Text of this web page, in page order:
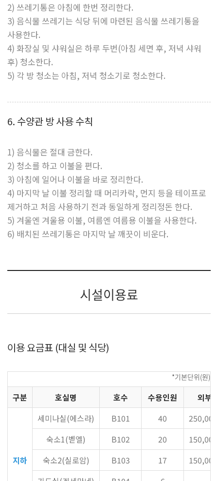
2) 쓰레기통은 아침에 한번 정리한다.
3) 음식물 쓰레기는 식당 뒤에 마련된 음식물 쓰레기통을
사용한다.
4) 화장실 및 샤워실은 하루 두번(아침 세면 후, 저녁 샤워
후) 청소한다.
5) 각 방 청소는 아침, 저녁 청소기로 청소한다.
6. 수양관 방 사용 수칙
1) 음식물은 절대 금한다.
2) 청소를 하고 이불을 편다.
3) 아침에 일어나 이불을 바로 정리한다.
4) 마지막 날 이불 정리할 때 머리카락, 먼지 등을 테이프로
제거하고 처음 사용하기 전과 동일하게 정리정돈 한다.
5) 겨울엔 겨울용 이불, 여름엔 여름용 이불을 사용한다.
6) 배치된 쓰레기통은 마지막 날 깨끗이 비운다.
시설이용료
이용 요금표 (대실 및 식당)
*기본단위(원)
구분 호실명 호수 수용인원 외부
지하
세미나실(에스라) B101 40
250,000
숙소1(벧엘)
B102 20
150,000
숙소2(실로암)
B103 17
150,000